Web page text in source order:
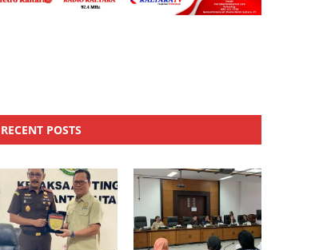
RECENT POSTS